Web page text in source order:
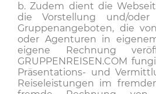
b. Zudem dient die
die Vorstellung und/
Gruppenangeboten, die
oder Agenturen in
eigene Rechnung
GRUPPENREISEN.COM
Präsentations- und
Reiseleistungen im